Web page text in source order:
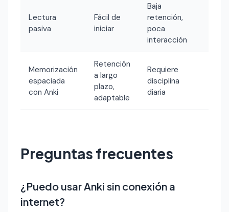
Lectura
pasiva
Fácil de
iniciar
Baja
retención,
poca
interacción
Memorización
espaciada
con Anki
Retención
a largo
plazo,
adaptable
Requiere
disciplina
diaria
Preguntas frecuentes
¿Puedo usar Anki sin conexión a
internet?